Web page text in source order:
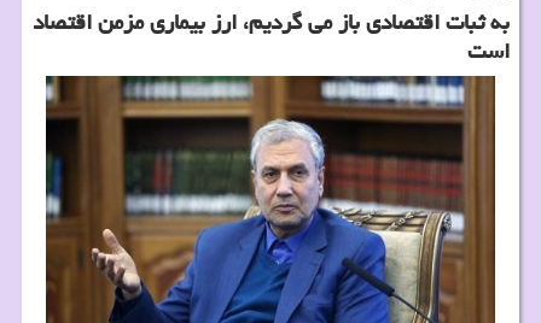
به ثبات اقتصادی باز می گردیم، ارز بیماری مزمن اقتصاد
است